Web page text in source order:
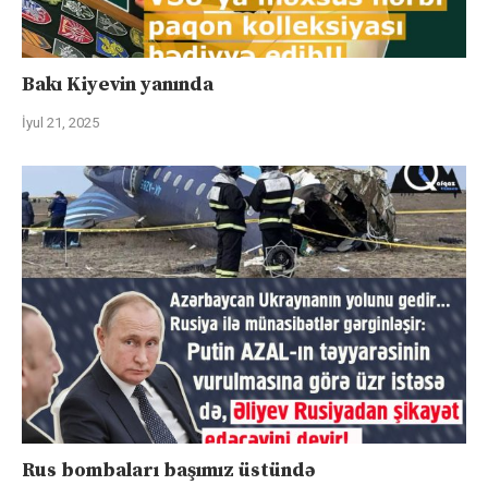
Bakı Kiyevin yanında
İyul 21, 2025
Rus bombaları başımız üstündə